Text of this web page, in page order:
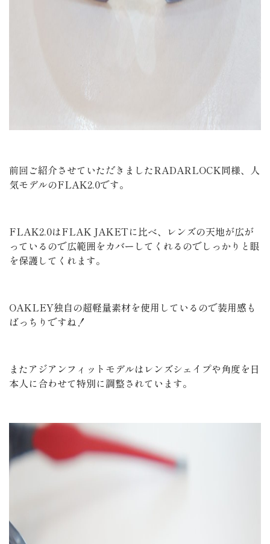
前回ご紹介させていただきましたRADARLOCK同様、人
気モデルのFLAK2.0です。
FLAK2.0はFLAK JAKETに比べ、レンズの天地が広が
っているので広範囲をカバーしてくれるのでしっかりと眼
を保護してくれます。
OAKLEY独自の超軽量素材を使用しているので装用感も
ばっちりですね！
またアジアンフィットモデルはレンズシェイプや角度を日
本人に合わせて特別に調整されています。